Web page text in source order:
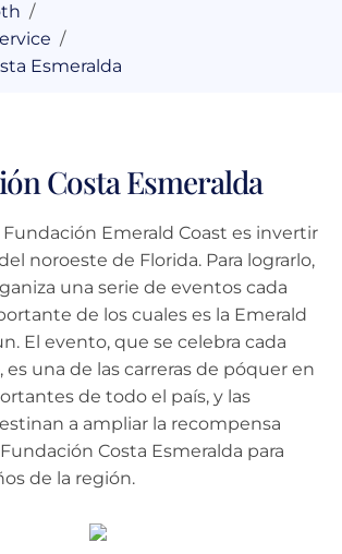
Esmeralda
Costa Esmeralda
Emerald Coast es invertir
noroeste de Florida. Para lograrlo,
una serie de eventos cada
de los cuales es la Emerald
El evento, que se celebra cada
es una de las carreras de póquer en
de todo el país, y las
a ampliar la recompensa
Costa Esmeralda para
de la región.